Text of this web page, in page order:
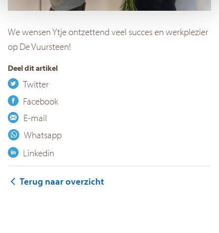
We wensen Ytje ontzettend veel succes en werkplezier
op De Vuursteen!
Deel dit artikel
Twitter
Facebook
E-mail
Whatsapp
Linkedin
Terug naar overzicht